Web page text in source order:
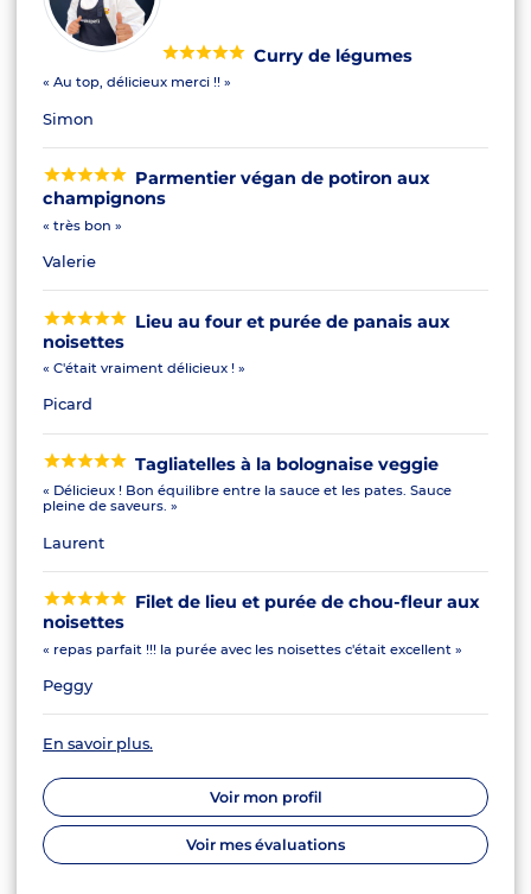
Curry de légumes
« Au top, délicieux merci !! »
Simon
Parmentier végan de potiron aux
champignons
« très bon »
Valerie
Lieu au four et purée de panais aux
noisettes
« C'était vraiment délicieux ! »
Picard
Tagliatelles à la bolognaise veggie
« Délicieux ! Bon équilibre entre la sauce et les pates. Sauce
pleine de saveurs. »
Laurent
Filet de lieu et purée de chou-fleur aux
noisettes
« repas parfait !!! la purée avec les noisettes c'était excellent »
Peggy
En savoir plus.
Voir mon profil
Voir mes évaluations